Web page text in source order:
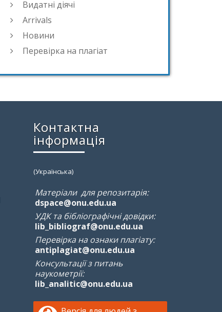
Видатні діячі
Arrivals
Новини
Перевірка на плагіат
Контактна
інформація
(Українська)
Матеріали для репозитарія:
dspace@onu.edu.ua
УДК та бібліографічні довідки:
lib_bibliograf@onu.edu.ua
Перевірка на ознаки плагіату:
antiplagiat@onu.edu.ua
Консультації з питань
наукометрії:
lib_analitic@onu.edu.ua